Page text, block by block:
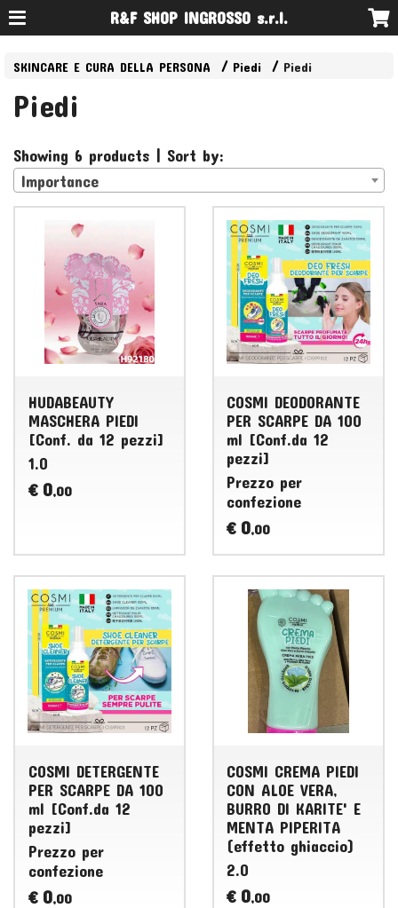
R&F SHOP INGROSSO s.r.l.
SKINCARE E CURA DELLA PERSONA Piedi Piedi
Piedi
Showing 6 products | Sort by:
Importance
HUDABEAUTY
MASCHERA PIEDI
[Conf. da 12 pezzi]
1.0
€ 0,00
COSMI DEODORANTE
PER SCARPE DA 100
ml [Conf.da 12
pezzi]
Prezzo per
confezione
€ 0,00
COSMI DETERGENTE
PER SCARPE DA 100
ml [Conf.da 12
pezzi]
Prezzo per
confezione
€ 0,00
COSMI CREMA PIEDI
CON ALOE VERA,
BURRO DI KARITE' E
MENTA PIPERITA
(effetto ghiaccio)
2.0
€ 0,00